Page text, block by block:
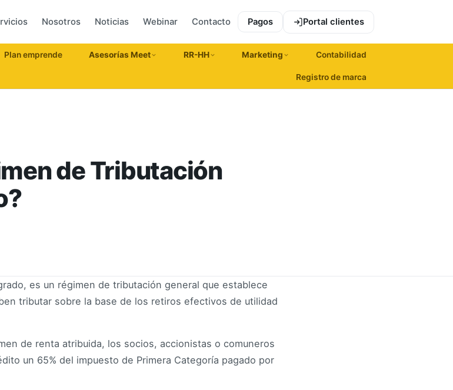
Nosotros Noticias Webinar Contacto Pagos Portal clientes
Plan emprende Asesorías Meet RR-HH Marketing Contabilidad
Registro de marca
de Tributación
es un régimen de tributación general que establece
tributar sobre la base de los retiros efectivos de utilidad
de renta atribuida, los socios, accionistas o comuneros
un 65% del impuesto de Primera Categoría pagado por